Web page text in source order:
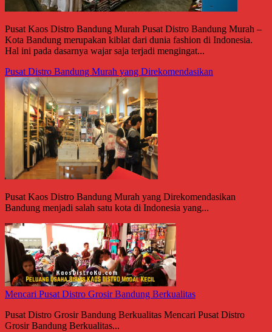
Pusat Kaos Distro Bandung Murah Pusat Distro Bandung Murah –
Kota Bandung merupakan kiblat dari dunia fashion di Indonesia.
Hal ini pada dasarnya wajar saja terjadi mengingat...
Pusat Distro Bandung Murah yang Direkomendasikan
Pusat Kaos Distro Bandung Murah yang Direkomendasikan
Bandung menjadi salah satu kota di Indonesia yang...
Mencari Pusat Distro Grosir Bandung Berkualitas
Pusat Distro Grosir Bandung Berkualitas Mencari Pusat Distro
Grosir Bandung Berkualitas...